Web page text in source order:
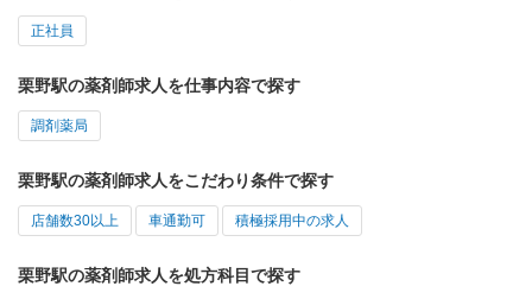
正社員
栗野駅の薬剤師求人を仕事内容で探す
調剤薬局
栗野駅の薬剤師求人をこだわり条件で探す
店舗数30以上 車通勤可 積極採用中の求人
栗野駅の薬剤師求人を処方科目で探す